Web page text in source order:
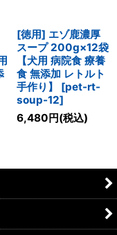
[徳用] エゾ鹿濃厚
スープ 200g×12袋
【犬用 病院食 療養
食 無添加 レトルト
手作り】
[pet-rt-
soup-12]
6,480 円(税込)